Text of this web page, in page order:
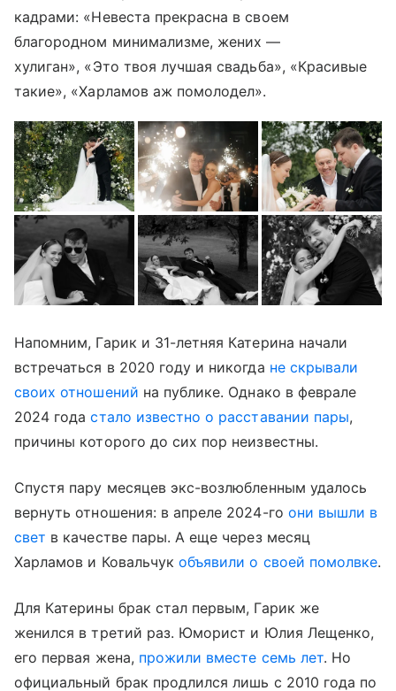
кадрами: «Невеста прекрасна в своем
благородном минимализме, жених —
хулиган», «Это твоя лучшая свадьба», «Красивые
такие», «Харламов аж помолодел».
Напомним, Гарик и 31-летняя Катерина начали
встречаться в 2020 году и никогда не скрывали
своих отношений на публике. Однако в феврале
2024 годастало известно о расставании пары,
причины которого до сих пор неизвестны.
Спустя пару месяцев экс-возлюбленным удалось
вернуть отношения: в апреле 2024-го они вышли в
свет в качестве пары. А еще через месяц
Харламов и Ковальчукобъявили о своей помолвке.
Для Катерины брак стал первым, Гарик же
женился в третий раз. Юморист и Юлия Лещенко,
его первая жена, прожили вместе семь лет. Но
официальный брак продлился лишь с 2010 года по